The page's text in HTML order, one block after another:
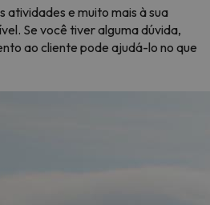
atividades e muito mais à sua
Se você tiver alguma dúvida,
ao cliente pode ajudá-lo no que